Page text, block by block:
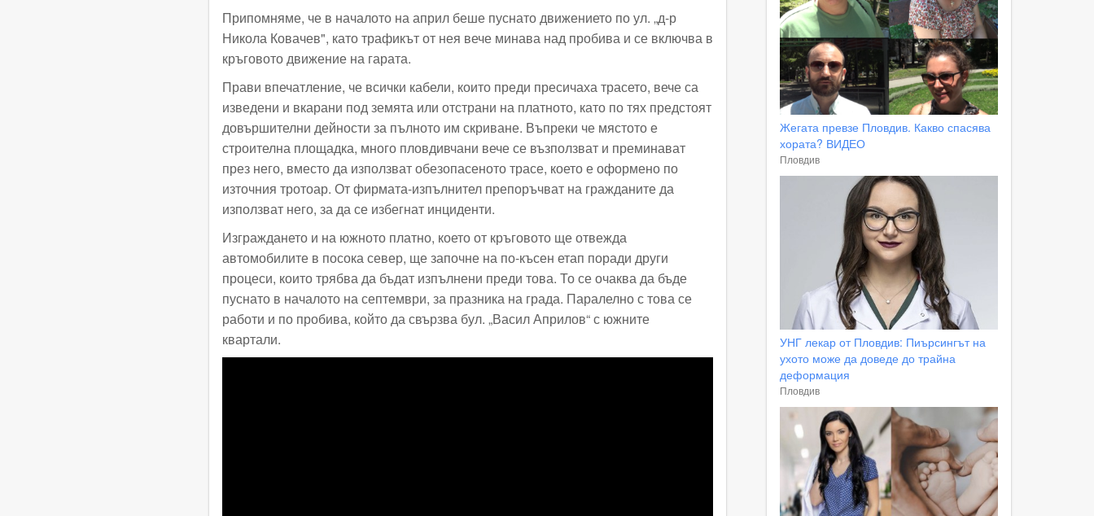
Припомняме, че в началото на април беше пуснато движението по ул. „д-р
Никола Ковачев", като трафикът от нея вече минава над пробива и се включва в
кръговото движение на гарата.
Прави впечатление, че всички кабели, които преди пресичаха трасето, вече са
изведени и вкарани под земята или отстрани на платното, като по тях предстоят
довършителни дейности за пълното им скриване. Въпреки че мястото е
строителна площадка, много пловдивчани вече се възползват и преминават
през него, вместо да използват обезопасеното трасе, което е оформено по
източния тротоар. От фирмата-изпълнител препоръчват на гражданите да
използват него, за да се избегнат инциденти.
Изграждането и на южното платно, което от кръговото ще отвежда
автомобилите в посока север, ще започне на по-късен етап поради други
процеси, които трябва да бъдат изпълнени преди това. То се очаква да бъде
пуснато в началото на септември, за празника на града. Паралелно с това се
работи и по пробива, който да свързва бул. „Васил Априлов“ с южните
квартали.
Жегата превзе Пловдив. Какво спасява
хората? ВИДЕО
Пловдив
УНГ лекар от Пловдив: Пиърсингът на
ухото може да доведе до трайна
деформация
Пловдив